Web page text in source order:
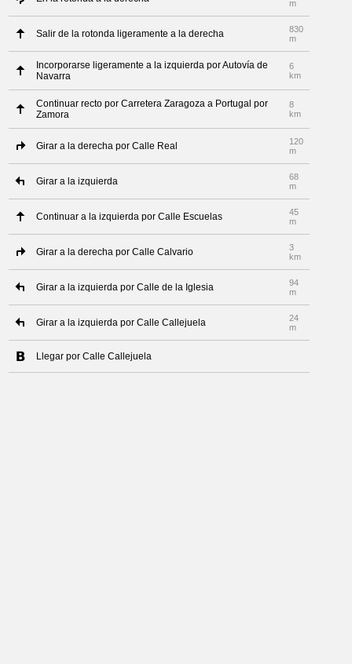
m
Salir de la rotonda ligeramente a la derecha
830
m
Incorporarse ligeramente a la izquierda por Autovía de
Navarra
6
km
Continuar recto por Carretera Zaragoza a Portugal por
Zamora
8
km
Girar a la derecha por Calle Real
120
m
Girar a la izquierda
68
m
Continuar a la izquierda por Calle Escuelas
45
m
Girar a la derecha por Calle Calvario
3
km
Girar a la izquierda por Calle de la Iglesia
94
m
Girar a la izquierda por Calle Callejuela
24
m
Llegar por Calle Callejuela